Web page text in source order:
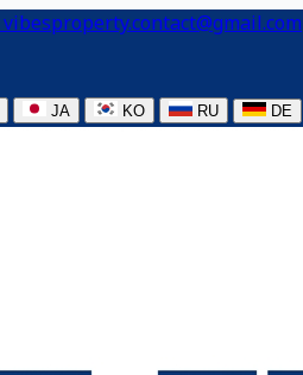
vibesproperty.contact@gmail.com
JA KO RU DE